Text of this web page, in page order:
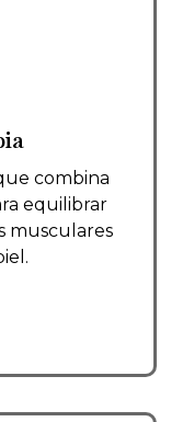
combina
equilibrar
musculares